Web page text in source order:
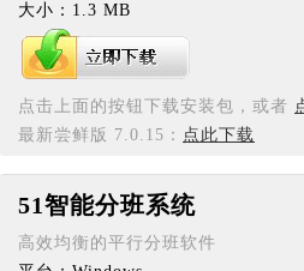
大小：1.3 MB
点击上面的按钮下载安装包，或者
最新尝鲜版 7.0.15： 点此下载
51智能分班系统
高效均衡的平行分班软件